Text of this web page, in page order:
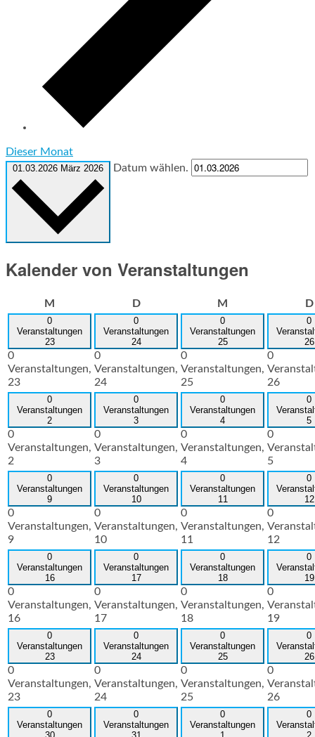
Dieser Monat
01.03.2026 März 2026 Datum wählen.
Kalender von Veranstaltungen
M DDienstag M D
0
Veranstaltungen
23
0
Veranstaltungen,
23
0
Veranstaltungen
24
0
Veranstaltungen,
24
0
Veranstaltungen
25
0
Veranstaltungen,
25
0
26
0
26
0
Veranstaltungen
2
0
Veranstaltungen,
2
0
Veranstaltungen
3
0
Veranstaltungen,
3
0
Veranstaltungen
4
0
Veranstaltungen,
4
0
5
0
5
0
Veranstaltungen
9
0
Veranstaltungen,
9
0
Veranstaltungen
10
0
Veranstaltungen,
10
0
Veranstaltungen
11
0
Veranstaltungen,
11
0
12
0
12
0
Veranstaltungen
16
0
Veranstaltungen,
16
0
Veranstaltungen
17
0
Veranstaltungen,
17
0
Veranstaltungen
18
0
Veranstaltungen,
18
0
19
0
19
0
Veranstaltungen
23
0
Veranstaltungen,
23
0
Veranstaltungen
24
0
Veranstaltungen,
24
0
Veranstaltungen
25
0
Veranstaltungen,
25
0
26
0
26
0
Veranstaltungen
0
Veranstaltungen
0
Veranstaltungen
0